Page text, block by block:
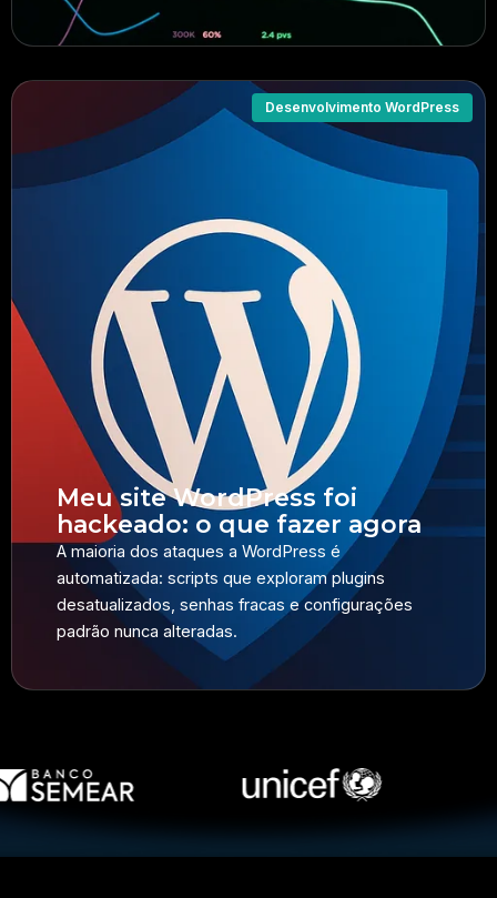
Meu site WordPress foi
hackeado: o que fazer agora
A maioria dos ataques a WordPress é
automatizada: scripts que exploram plugins
desatualizados, senhas fracas e configurações
padrão nunca alteradas.
Desenvolvimento WordPress